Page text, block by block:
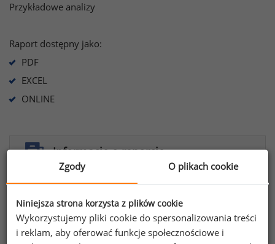
Przykładowe analizy
Raport dostępny jako:
PDF
EXCEL
ONLINE
Informacje o raporcie
Ogólna charakterystyka raportu
Informacje zawarte w raporcie
Warunki korzystania z Raportu Płacowego
Zgody O plikach cookie
Niniejsza strona korzysta z plików cookie
Wykorzystujemy pliki cookie do spersonalizowania treści
i reklam, aby oferować funkcje społecznościowe i